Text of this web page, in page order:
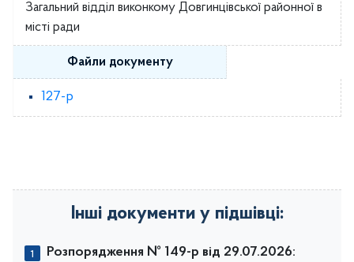
Загальний відділ виконкому Довгинцівської районної в
місті ради
Файли документу
127-р
Інші документи у підшівці:
Розпорядження № 149-р від 29.07.2026: